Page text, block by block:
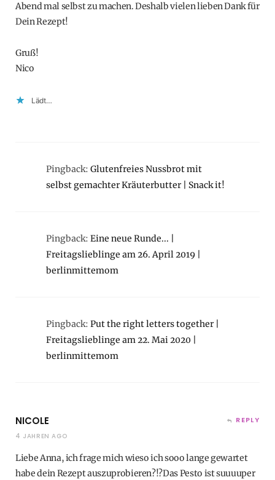
Abend mal selbst zu machen. Deshalb vielen lieben Dank für
Dein Rezept!
Gruß!
Nico
Lädt…
Pingback: Glutenfreies Nussbrot mit
selbst gemachter Kräuterbutter | Snack it!
Pingback: Eine neue Runde... |
Freitagslieblinge am 26. April 2019 |
berlinmittemom
Pingback: Put the right letters together |
Freitagslieblinge am 22. Mai 2020 |
berlinmittemom
NICOLE
4 JAHREN AGO
REPLY
Liebe Anna, ich frage mich wieso ich sooo lange gewartet
habe dein Rezept auszuprobieren?!?Das Pesto ist suuuuper